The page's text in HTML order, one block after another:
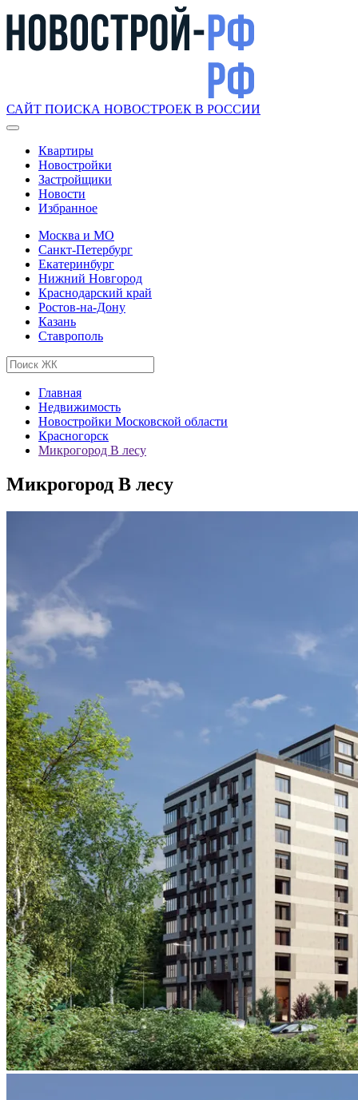
САЙТ ПОИСКА НОВОСТРОЕК В РОССИИ
Квартиры
Новостройки
Застройщики
Новости
Избранное
Москва и МО
Санкт-Петербург
Екатеринбург
Нижний Новгород
Краснодарский край
Ростов-на-Дону
Казань
Ставрополь
Главная
Недвижимость
Новостройки Московской области
Красногорск
Микрогород В лесу
Микрогород В лесу